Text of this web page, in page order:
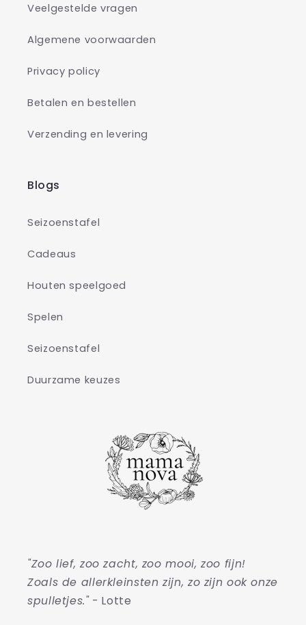
Veelgestelde vragen
Algemene voorwaarden
Privacy policy
Betalen en bestellen
Verzending en levering
Blogs
Seizoenstafel
Cadeaus
Houten speelgoed
Spelen
Seizoenstafel
Duurzame keuzes
"Zoo lief, zoo zacht, zoo mooi, zoo fijn!
Zoals de allerkleinsten zijn, zo zijn ook onze
spulletjes."- Lotte